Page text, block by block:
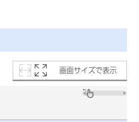
画面サイズで表示